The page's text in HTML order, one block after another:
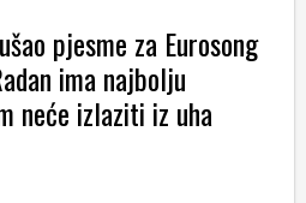
pjesme za Eurosong
ima najbolju
neće izlaziti iz uha